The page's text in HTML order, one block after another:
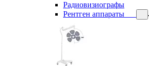
Радиовизиографы
Рентген аппараты